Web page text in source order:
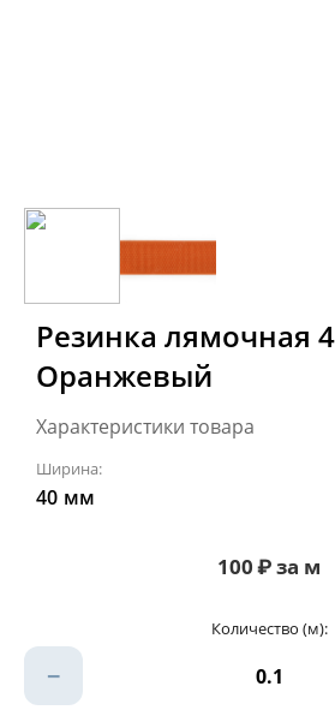
Резинка лямочная
Оранжевый
Характеристики товара
Ширина:
40 мм
100₽за м
Количество (м):
−